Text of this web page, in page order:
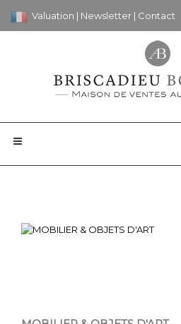
Valuation | Newsletter | Contact